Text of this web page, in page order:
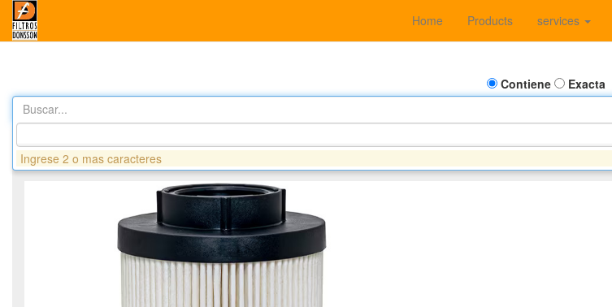
Home Products services
Contiene
Exacta
Buscar...
Ingrese 2 o mas caracteres